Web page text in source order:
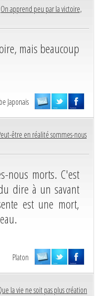
On apprend peu par la victoire,
mais beaucoup
Japonais
être en réalité sommes-nous
nous morts. C'est
dire à un savant
est une mort,
Platon
la vie ne soit pas plus création